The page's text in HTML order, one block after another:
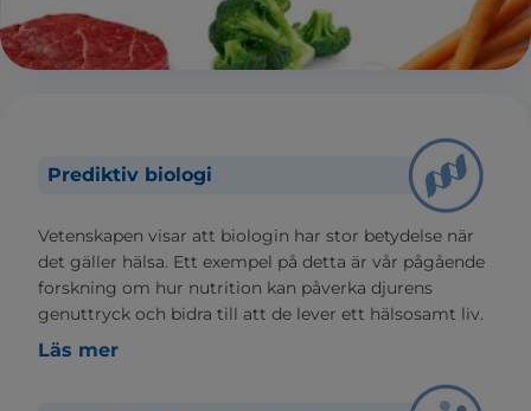
Prediktiv biologi
Vetenskapen visar att biologin har stor betydelse när
det gäller hälsa. Ett exempel på detta är vår pågående
forskning om hur nutrition kan påverka djurens
genuttryck och bidra till att de lever ett hälsosamt liv.
Läs mer